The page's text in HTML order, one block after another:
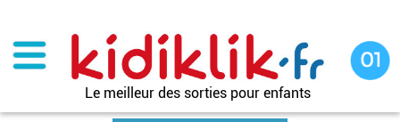
contenu
principal
Le meilleur des sorties pour enfants